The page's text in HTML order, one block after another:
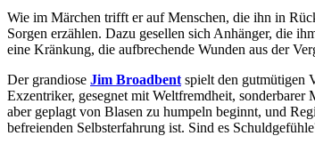
Wie im Märchen trifft er auf Menschen, die ihn in
Sorgen erzählen. Dazu gesellen sich Anhänger, die
eine Kränkung, die aufbrechende Wunden aus der
Der grandiose Jim Broadbent spielt den gutmütigen
Exzentriker, gesegnet mit Weltfremdheit,
aber geplagt von Blasen zu humpeln beginnt, und
befreienden Selbsterfahrung ist. Sind es